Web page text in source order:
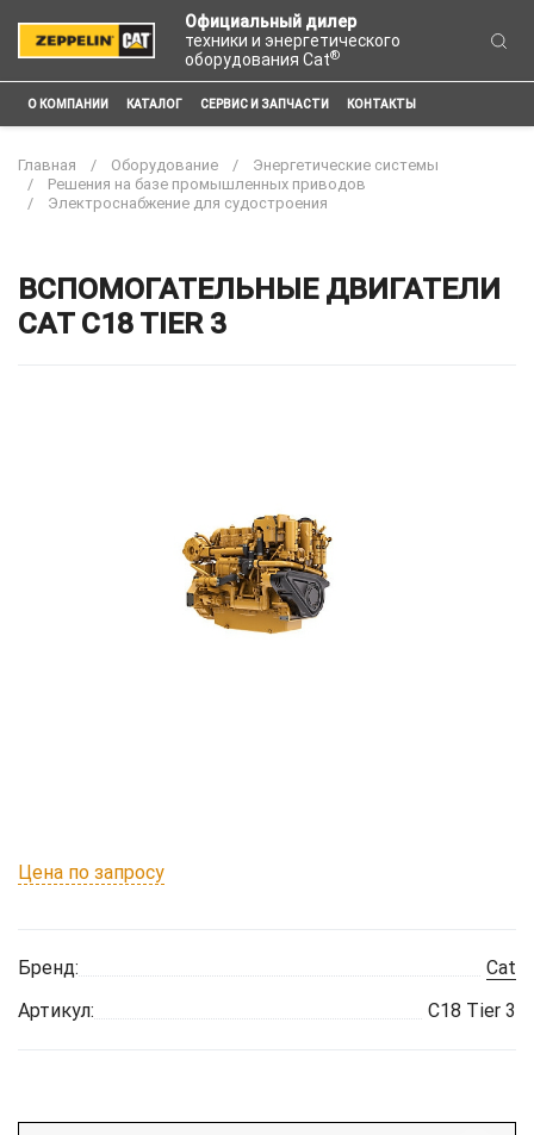
Официальный дилер
техники и энергетического
оборудования Cat®
О КОМПАНИИ КАТАЛОГ СЕРВИС И ЗАПЧАСТИ КОНТАКТЫ
Главная Оборудование
Энергетические системы
Решения на базе промышленных приводов
Электроснабжение для судостроения
ВСПОМОГАТЕЛЬНЫЕ ДВИГАТЕЛИ
CAT C18 TIER 3
Цена по запросу
Бренд:
Cat
Артикул:
C18 Tier 3